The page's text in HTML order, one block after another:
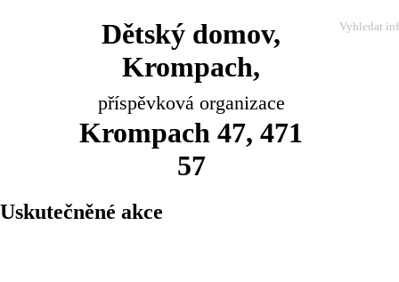
Dětský domov,
Krompach,
příspěvková organizace
Krompach 47, 471
57
Uskutečněné akce